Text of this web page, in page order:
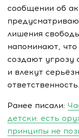
сообщении об
лишения
напоминают,
создают угрозу
и влекут
ответственность.
Ранее писали:
детски: есть
принципы не